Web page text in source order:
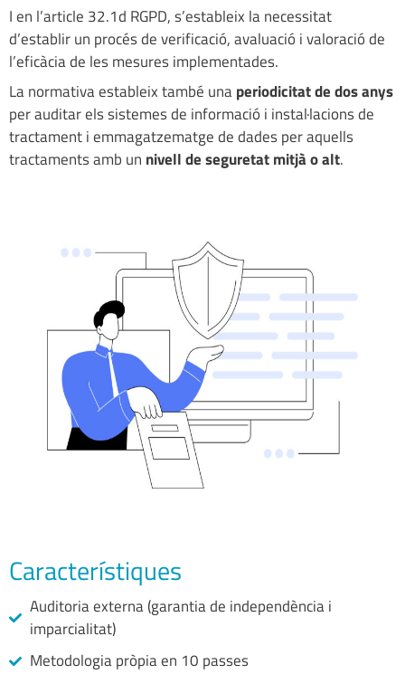
I en l’article 32.1d RGPD, s’estableix la necessitat
d’establir un procés de verificació, avaluació i valoració de
l’eficàcia de les mesures implementades.
La normativa estableix també unaperiodicitat de dos anys
per auditar els sistemes de informació i instal·lacions de
tractament i emmagatzematge de dades per aquells
tractaments amb un nivell de seguretat mitjà o alt.
Característiques
Auditoria externa (garantia de independència i
imparcialitat)
Metodologia pròpia en 10 passes